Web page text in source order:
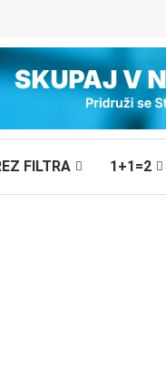
FILTRA 1+1=2